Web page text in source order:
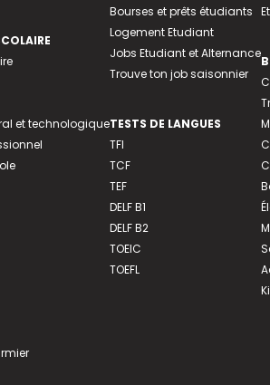
et technologique
Bourses et prêts étudiants
Logement Etudiant
Jobs Etudiant et Alternance
Trouve ton job saisonnier
TESTS DE LANGUES
TFI
TCF
TEF
DELF B1
DELF B2
TOEIC
TOEFL